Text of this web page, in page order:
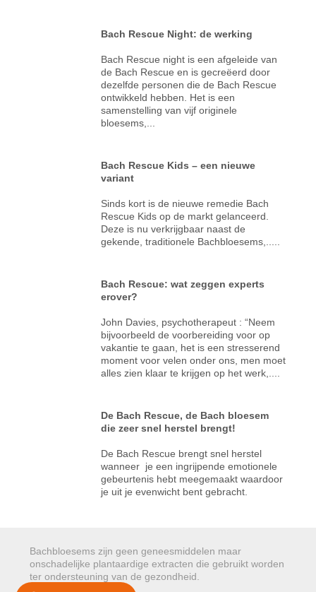
Bach Rescue Night: de werking
Bach Rescue night is een afgeleide van
de Bach Rescue en is gecreëerd door
dezelfde personen die de Bach Rescue
ontwikkeld hebben. Het is een
samenstelling van vijf originele
bloesems,...
Bach Rescue Kids – een nieuwe
variant
Sinds kort is de nieuwe remedie Bach
Rescue Kids op de markt gelanceerd.
Deze is nu verkrijgbaar naast de
gekende, traditionele Bachbloesems,.....
Bach Rescue: wat zeggen experts
erover?
John Davies, psychotherapeut : “Neem
bijvoorbeeld de voorbereiding voor op
vakantie te gaan, het is een stresserend
moment voor velen onder ons, men moet
alles zien klaar te krijgen op het werk,....
De Bach Rescue, de Bach bloesem
die zeer snel herstel brengt!
De Bach Rescue brengt snel herstel
wanneer je een ingrijpende emotionele
gebeurtenis hebt meegemaakt waardoor
je uit je evenwicht bent gebracht.
Bachbloesems zijn geen geneesmiddelen maar
onschadelijke plantaardige extracten die gebruikt worden
ter ondersteuning van de gezondheid.